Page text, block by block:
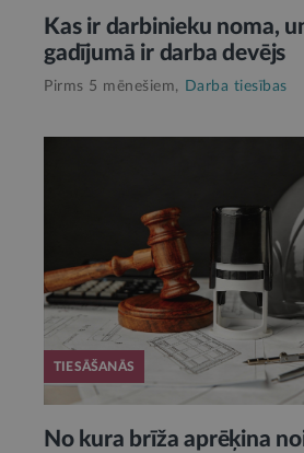
Kas ir darbinieku noma,
gadījumā ir darba devējs
Pirms 5 mēnešiem, Darba tiesības
TIESĀŠANĀS
No kura brīža aprēķina